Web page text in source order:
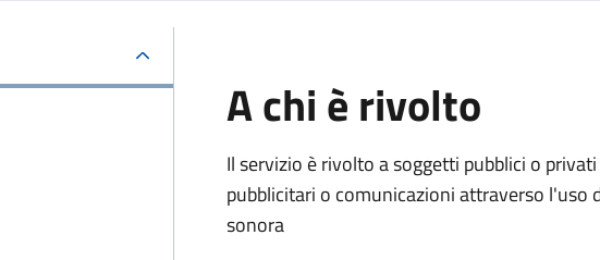
A chi è rivolto
Il servizio è rivolto a soggetti pubblici o
pubblicitari o comunicazioni attraverso
sonora